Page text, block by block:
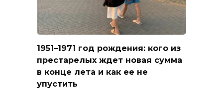
1951–1971 год рождения: кого из
престарелых ждет новая сумма
в конце лета и как ее не
упустить